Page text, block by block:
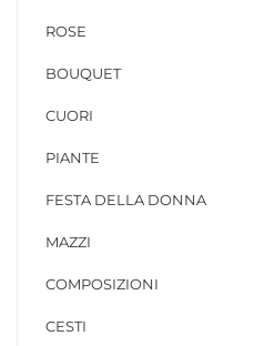
ROSE
BOUQUET
CUORI
PIANTE
FESTA DELLA DONNA
MAZZI
COMPOSIZIONI
CESTI